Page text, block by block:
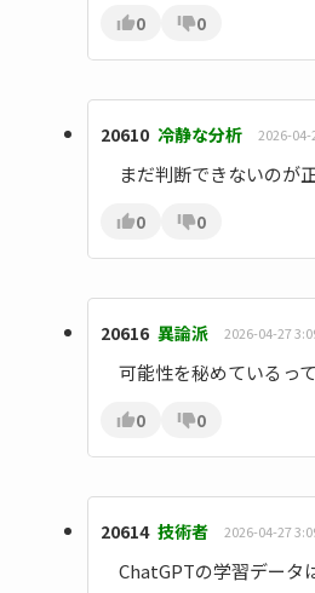
0 0
20610 冷静な分析 2026-04-
まだ判断できないのが
0 0
20616 異論派 2026-04-27
可能性を秘めているっ
0 0
20614 技術者 2026-04-27
ChatGPTの学習データ